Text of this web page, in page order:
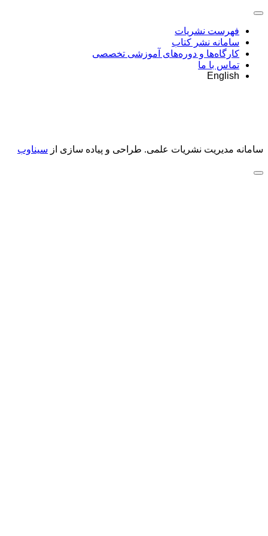
فهرست نشریات
سامانه نشر کتاب
کارگاه‌ها و دوره‌های آموزشی تخصصی
تماس با ما
English
سامانه مدیریت نشریات علمی. طراحی و پیاده سازی از سیناوب